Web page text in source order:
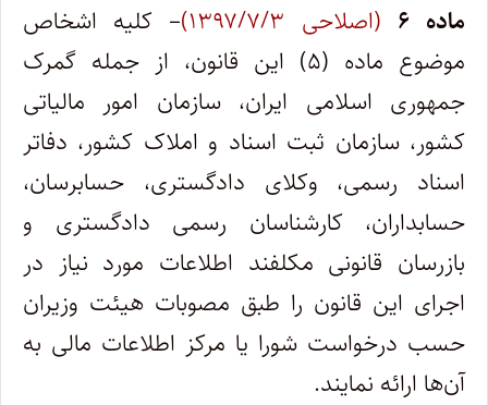
ماده ۶
(اصلاحی ۱۳۹۷/۷/۳)
– کلیه اشخاص
موضوع ماده (۵) این قانون، از جمله گمرک
جمهوری اسلامی ایران، سازمان امور مالیاتی
کشور، سازمان ثبت اسناد و املاک کشور، دفاتر
اسناد رسمی، وکلای دادگستری، حسابرسان،
حسابداران، کارشناسان رسمی دادگستری و
بازرسان قانونی مکلفند اطلاعات مورد نیاز در
اجرای این قانون را طبق مصوبات هیئت وزیران
حسب درخواست شورا یا مرکز اطلاعات مالی به
آن‌ها ارائه نمایند.